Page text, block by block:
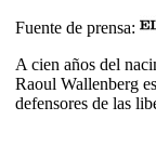
Fuente de prensa:
A cien años del
Raoul Wallenberg
defensores de las